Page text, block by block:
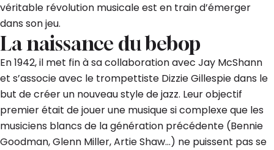
véritable révolution musicale est en train d’émerger
dans son jeu.
La naissance du bebop
En 1942, il met fin à sa collaboration avec Jay McShann
et s’associe avec le trompettiste Dizzie Gillespie dans le
but de créer un nouveau style de jazz. Leur objectif
premier était de jouer une musique si complexe que les
musiciens blancs de la génération précédente (Bennie
Goodman, Glenn Miller, Artie Shaw…) ne puissent pas se